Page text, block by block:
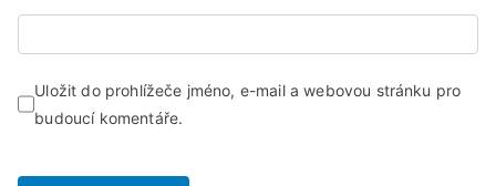
Uložit do prohlížeče jméno, e-mail a webovou stránku pro
budoucí komentáře.